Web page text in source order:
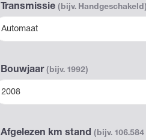
Transmissie (bijv. Handgeschakeld)
Automaat
Bouwjaar (bijv. 1992)
2008
Afgelezen km stand (bijv. 106.584